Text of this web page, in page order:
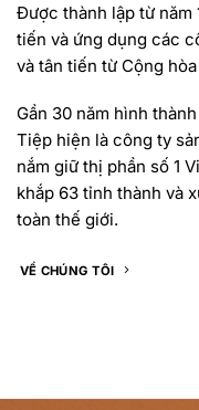
Được thành lập từ năm
tiến và ứng dụng các
và tân tiến từ Cộng
Gần 30 năm hình
Tiệp hiện là công ty
nắm giữ thị phần số 1
khắp 63 tỉnh thành và
toàn thế giới.
VỀ CHÚNG TÔI